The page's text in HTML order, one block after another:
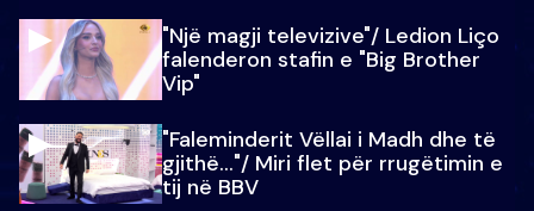
"Një magji televizive"/ Ledion Liço
falenderon stafin e "Big Brother
Vip"
"Faleminderit Vëllai i Madh dhe të
gjithë…"/ Miri flet për rrugëtimin e
tij në BBV